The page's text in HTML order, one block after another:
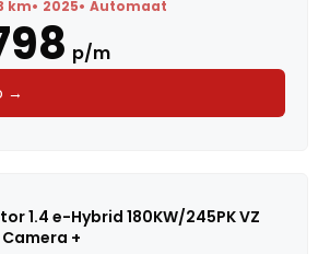
km 2025 Automaat
p/m
→
1.4 e-Hybrid 180KW/245PK VZ
+